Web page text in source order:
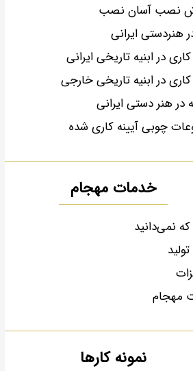
نصب آسان نصب
هنردستی ایرانی
کاری در ابنیه تاریخی ایرانی
کاری در ابنیه تاریخی خارجی
هنر دستی ایرانی
چوبی آیینه کاری شده
خدمات مهجام
نمی‌دانید
مهجام
نمونه کارها